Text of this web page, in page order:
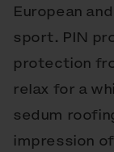
European
sport. PIN
protection
relax for a
sedum
impression